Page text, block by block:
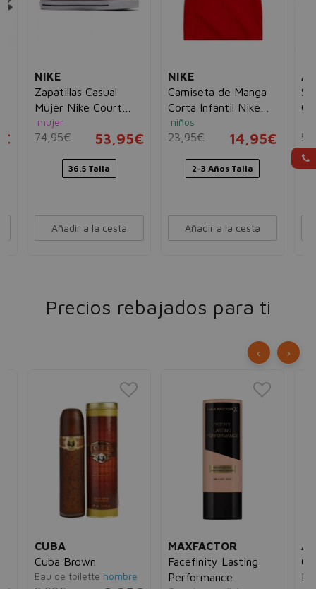
NIKE
Zapatillas Casual
Mujer Nike Court
Legacy B W Marrón
mujer
74,95€ 53,95€
36,5 Talla
Añadir a la cesta
NIKE
Camiseta de Manga
Corta Infantil Nike
Nkb Futura
niños
23,95€ 14,95€
2-3 Años Talla
Añadir a la cesta
Precios rebajados para ti
CUBA
Cuba Brown
Eau de toilette hombre
MAXFACTOR
Facefinity Lasting
Performance
‹ ›